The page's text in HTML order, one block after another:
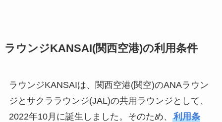
ラウンジKANSAI(関西空港)の利用条件
ラウンジKANSAIは、関西空港(関空)のANAラウン
ジとサクララウンジ(JAL)の共用ラウンジとして、
2022年10月に誕生しました。そのため、 利用条